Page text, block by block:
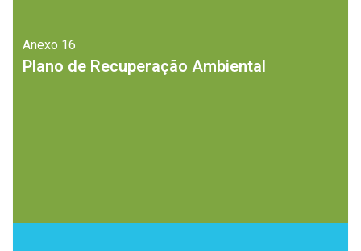
Anexo 16
Plano de Recuperação Ambiental